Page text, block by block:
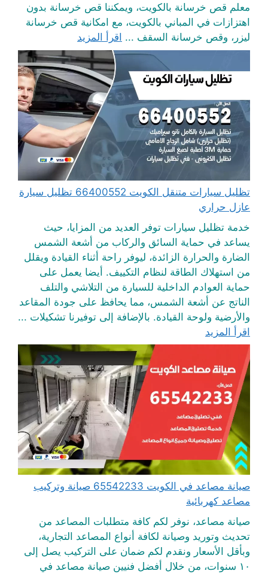
معلم قص خرسانة بالكويت، ويمكننا قص خرسانة بدون
اهتزازات في المباني بالكويت، مع امكانية قص خرسانة
ليزر، وقص خرسانة السقف ... اقرأ المزيد
تظليل سيارات متنقل الكويت 66400552 تظليل سيارة
عازل حراري
خدمة تظليل سيارات توفر العديد من المزايا، حيث
يساعد في حماية السائق والركاب من أشعة الشمس
الضارة والحرارة الزائدة، ليوفر راحة أثناء القيادة ويقلل
من استهلاك الطاقة لنظام التكييف. أيضا يعمل على
حماية العوادم الداخلية للسيارة من التلاشي والتلف
الناتج عن أشعة الشمس، مما يحافظ على جودة المقاعد
والأرضية ولوحة القيادة. بالإضافة إلى توفيرنا تشكيلات ...
اقرأ المزيد
صيانة مصاعد في الكويت 65542233 صيانة وتركيب
مصاعد كهربائية
صيانة مصاعد، نوفر لكم كافة متطلبات المصاعد من
تحديث وتوريد وصيانة لكافة أنواع المصاعد التجارية،
وبأقل الأسعار ونقدم لكم ضمان على التركيب يصل إلى
١٠ سنوات، من خلال أفضل فنيين صيانة مصاعد في